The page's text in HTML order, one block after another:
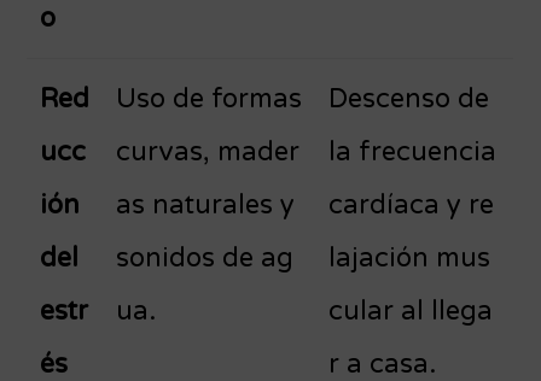
o
Red
ucc
ión
del
estr
és
Uso de formas
curvas, mader
as naturales y
sonidos de ag
ua.
Descenso de
la frecuencia
cardíaca y re
lajación mus
cular al llega
r a casa.